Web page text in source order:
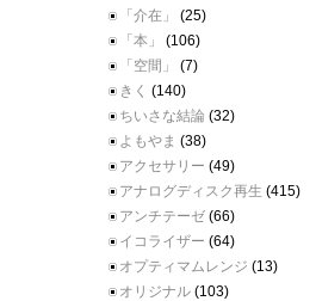
「介在」
(25)
「本」
(106)
「空間」
(7)
きく (140)
ちいさな結論 (32)
よもやま (38)
アクセサリー (49)
アナログディスク再生 (415)
アンチテーゼ (66)
イコライザー (64)
オプティマムレンジ (13)
オリジナル (103)